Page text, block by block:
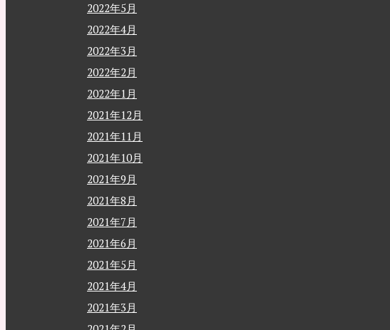
2022年5月
2022年4月
2022年3月
2022年2月
2022年1月
2021年12月
2021年11月
2021年10月
2021年9月
2021年8月
2021年7月
2021年6月
2021年5月
2021年4月
2021年3月